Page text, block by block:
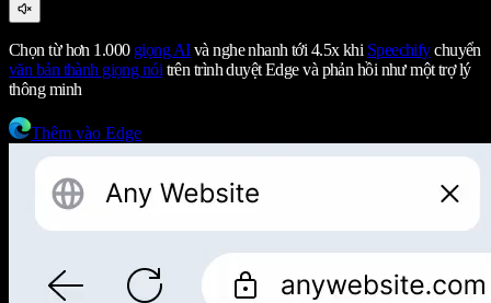
Chọn từ hơn 1.000 giọng AIvà nghe nhanh tới 4.5x khi Speechifychuyển
văn bản thành giọng nói trên trình duyệt Edge và phản hồi như một trợ lý
thông minh
Thêm vào Edge